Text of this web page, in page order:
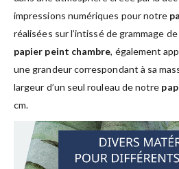
impressions numériques pour notre
réalisées sur l’intissé de grammage
papier peint chambre, également
une grandeur correspondant à sa
largeur d’un seul rouleau de notre
cm.